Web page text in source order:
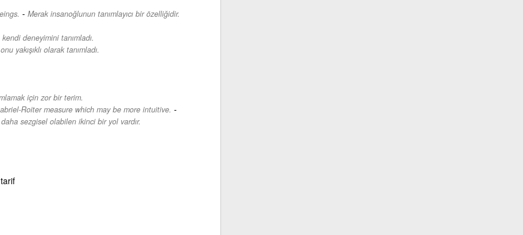
- Merak insanoğlunun tanımlayıcı bir özelliğidir.
deneyimini tanımladı.
yakışıklı olarak tanımladı.
için zor bir terim.
Roiter measure which may be more intuitive. -
sezgisel olabilen ikinci bir yol vardır.